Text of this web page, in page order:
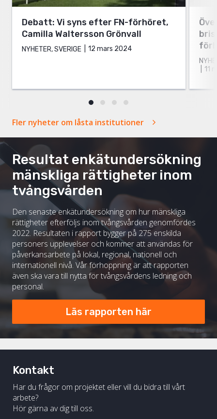
Debatt: Vi syns efter FN-förhöret,
Camilla Waltersson Grönvall
NYHETER, SVERIGE 12 mars 2024
11
Fler nyheter om låsta institutioner
Resultat enkätundersökning
mänskliga rättigheter inom
tvångsvården
Den senaste enkätundersökning om hur mänskliga
rättigheter efterföljs inom tvångsvården genomfördes
2022. Resultaten i rapport bygger på 275 enskilda
personers upplevelser och kommer att användas för
påverkansarbete på lokal, regional, nationell och
internationell nivå. Vår förhoppning är att rapporten
även ska vara till nytta för tvångsvårdens ledning och
personal.
Läs rapporten här
Kontakt
Har du frågor om projektet eller vill du bidra till vårt
arbete?
Hör gärna av dig till oss.